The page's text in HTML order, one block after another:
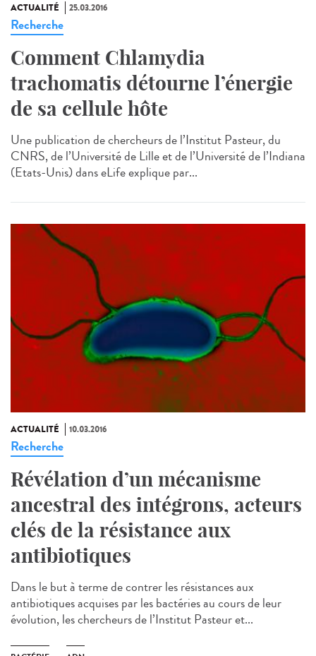
ACTUALITÉ 25.03.2016
Recherche
Comment Chlamydia
trachomatis détourne l’énergie
de sa cellule hôte
Une publication de chercheurs de l’Institut Pasteur, du
CNRS, de l’Université de Lille et de l’Université de l’Indiana
(Etats-Unis) dans eLife explique par...
ACTUALITÉ 10.03.2016
Recherche
Révélation d’un mécanisme
ancestral des intégrons, acteurs
clés de la résistance aux
antibiotiques
Dans le but à terme de contrer les résistances aux
antibiotiques acquises par les bactéries au cours de leur
évolution, les chercheurs de l’Institut Pasteur et...